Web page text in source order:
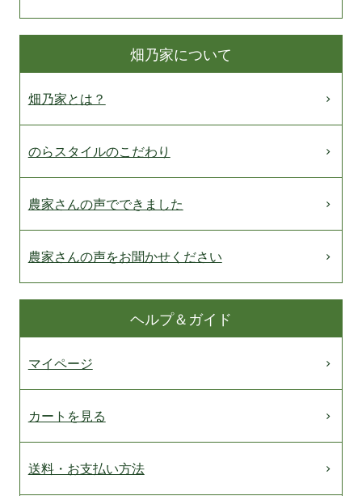
畑乃家について
畑乃家とは？
のらスタイルのこだわり
農家さんの声でできました
農家さんの声をお聞かせください
ヘルプ＆ガイド
マイページ
カートを見る
送料・お支払い方法